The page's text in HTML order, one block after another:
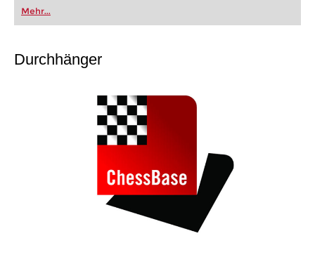
oder bereits auf Turnierniveau spielen: Mit
FRITZ trainieren Sie effizienter, intelligenter und
individueller als je zuvor.
Mehr...
Durchhänger